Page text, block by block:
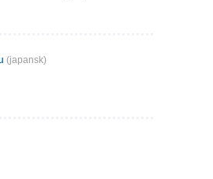
(japansk)